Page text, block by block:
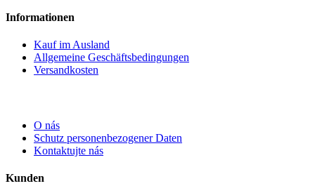
Informationen
Kauf im Ausland
Allgemeine Geschäftsbedingungen
Versandkosten
O nás
Schutz personenbezogener Daten
Kontaktujte nás
Kunden